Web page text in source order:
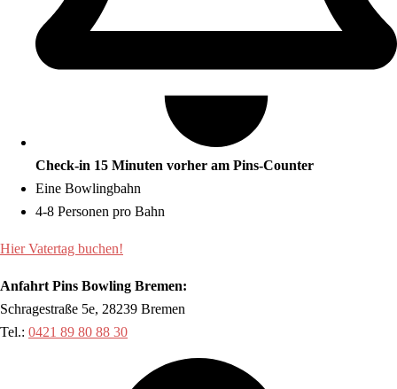
Check-in 15 Minuten vorher am Pins-Counter
Eine Bowlingbahn
4-8 Personen pro Bahn
Hier Vatertag buchen!
Anfahrt Pins Bowling Bremen:
Schragestraße 5e, 28239 Bremen
Tel.: 0421 89 80 88 30